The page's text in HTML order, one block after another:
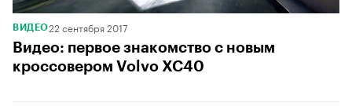
ВИДЕО22 сентября 2017
Видео: первое знакомство с новым
кроссовером Volvo XC40